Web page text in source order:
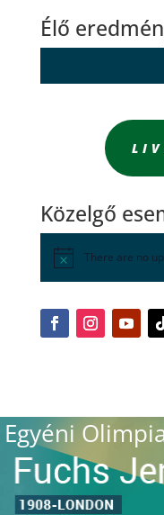
Élő
Közelgő
There are no
Egyéni